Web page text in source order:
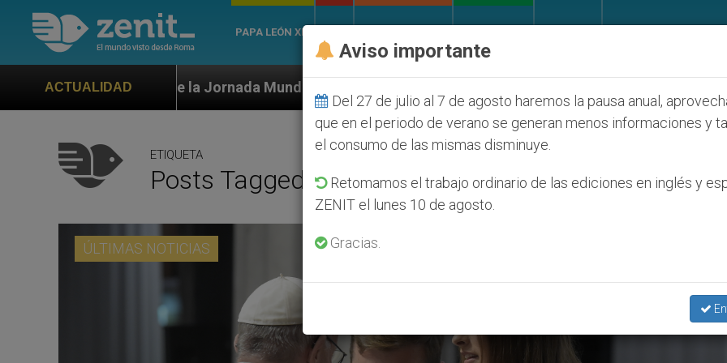
PAPA LEÓN XIV
ACTUALIDAD
la Jornada Mundial de la Juventud Seúl 2027 ONU se pronuncia ante caso de obispo católico
ETIQUETA
Posts Tagged ‘revolución De Amor’
ÚLTIMAS NOTICIAS
Aviso importante
Del 27 de julio al 7 de agosto haremos la pausa anual,
que en el periodo de verano se generan menos informaciones y
el consumo de las mismas disminuye.
Retomamos el trabajo ordinario de las ediciones en inglés y
ZENIT el lunes 10 de agosto.
Gracias.